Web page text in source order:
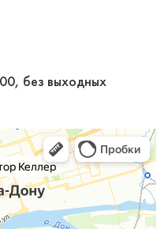
без выходных